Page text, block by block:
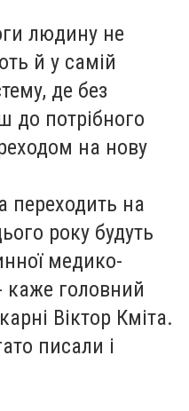
людину не
й у самій
де без
до потрібного
на нову
переходить на
року будуть
медико-
каже головний
Віктор Кміта.
писали і